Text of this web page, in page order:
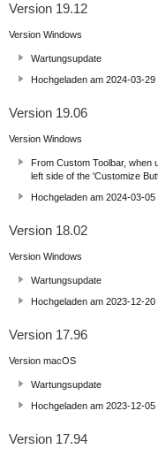
Version 19.12
Version Windows
Wartungsupdate
Hochgeladen am 2024-03-29
Version 19.06
Version Windows
From Custom Toolbar, when
left side of the 'Customize
Hochgeladen am 2024-03-05
Version 18.02
Version Windows
Wartungsupdate
Hochgeladen am 2023-12-20
Version 17.96
Version macOS
Wartungsupdate
Hochgeladen am 2023-12-05
Version 17.94